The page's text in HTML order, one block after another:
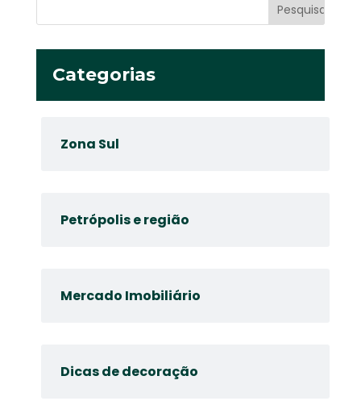
Categorias
Zona Sul
Petrópolis e região
Mercado Imobiliário
Dicas de decoração